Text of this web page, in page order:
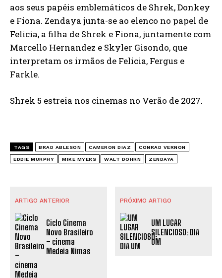
aos seus papéis emblemáticos de Shrek, Donkey
e Fiona. Zendaya junta-se ao elenco no papel de
Felicia, a filha de Shrek e Fiona, juntamente com
Marcello Hernandez e Skyler Gisondo, que
interpretam os irmãos de Felicia, Fergus e
Farkle.
Shrek 5 estreia nos cinemas no Verão de 2027.
TAGS BRAD ABLESON CAMERON DIAZ CONRAD VERNON
EDDIE MURPHY MIKE MYERS WALT DOHRN ZENDAYA
ARTIGO ANTERIOR
Ciclo Cinema
Novo Brasileiro
– cinema
Medeia Nimas
PRÓXIMO ARTIGO
UM LUGAR
SILENCIOSO: DIA
UM